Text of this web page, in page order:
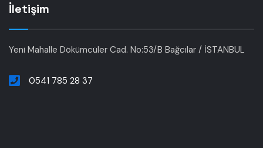
İletişim
Yeni Mahalle Dökümcüler Cad. No:53/B Bağcılar / İSTANBUL
0541 785 28 37